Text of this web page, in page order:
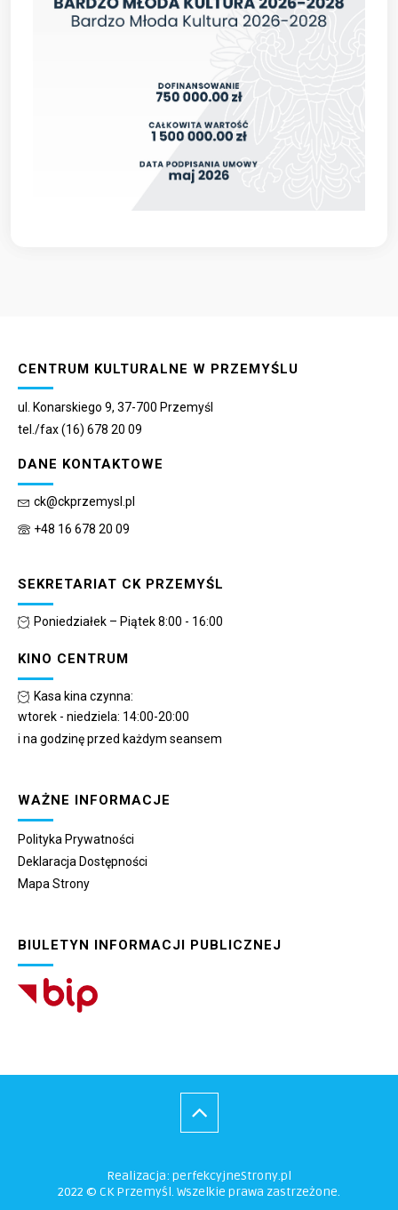
CENTRUM KULTURALNE W PRZEMYŚLU
ul. Konarskiego 9, 37-700 Przemyśl
tel./fax (16) 678 20 09
DANE KONTAKTOWE
ck@ckprzemysl.pl
+48 16 678 20 09
SEKRETARIAT CK PRZEMYŚL
Poniedziałek – Piątek 8:00 - 16:00
KINO CENTRUM
Kasa kina czynna:
wtorek - niedziela: 14:00-20:00
i na godzinę przed każdym seansem
WAŻNE INFORMACJE
Polityka Prywatności
Deklaracja Dostępności
Mapa Strony
BIULETYN INFORMACJI PUBLICZNEJ
Realizacja: perfekcyjneStrony.pl
2022 © CK Przemyśl. Wszelkie prawa zastrzeżone.